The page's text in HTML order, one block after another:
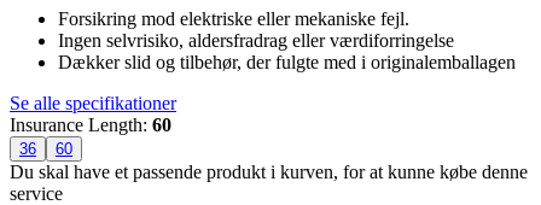
Forsikring mod elektriske eller mekaniske fejl.
Ingen selvrisiko, aldersfradrag eller værdiforringelse
Dækker slid og tilbehør, der fulgte med i originalemballagen
Se alle specifikationer
Insurance Length: 60
36 60
Du skal have et passende produkt i kurven, for at kunne købe denne
service